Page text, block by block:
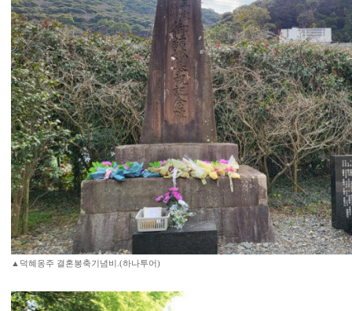
▲덕혜옹주 결혼봉축기념비.(하나투어)